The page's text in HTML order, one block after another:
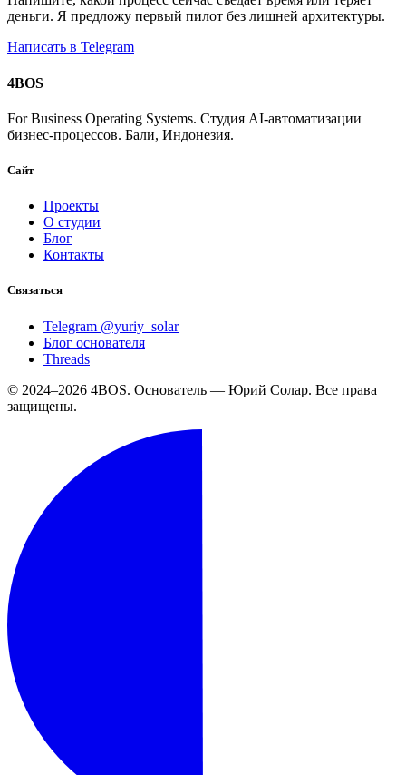
деньги. Я предложу первый пилот без лишней архитектуры.
Написать в Telegram
4BOS
For Business Operating Systems. Студия AI-автоматизации
бизнес-процессов. Бали, Индонезия.
Сайт
Проекты
О студии
Блог
Контакты
Связаться
Telegram @yuriy_solar
Блог основателя
Threads
© 2024–2026 4BOS. Основатель — Юрий Солар. Все права
защищены.